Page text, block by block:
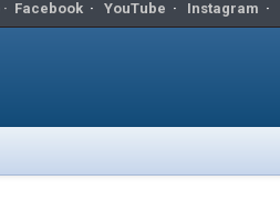
Facebook· YouTube · Instagram ·